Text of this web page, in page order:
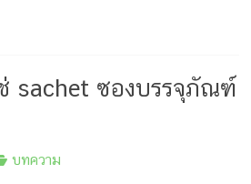
sachet ซองบรรจุภัณฑ์
บทความ